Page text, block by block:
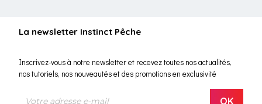
La newsletter Instinct Pêche
Inscrivez-vous à notre newsletter et recevez toutes nos actualités,
nos tutoriels, nos nouveautés et des promotions en exclusivité